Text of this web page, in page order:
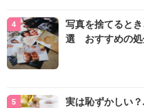
写真を捨てると
選 おすすめの処
実は恥ずかしい